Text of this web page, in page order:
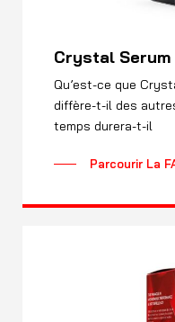
Crystal
Qu’est-ce que
diffère-t-il des
temps durera-t-il
Parcourir La